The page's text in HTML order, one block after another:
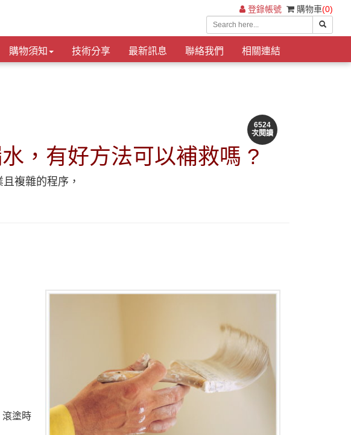
購物車(0)
登錄帳號
購物須知 技術分享 最新訊息 聯絡我們 相關連結
6524
次閱讀
，有好方法可以補救嗎 ?
且複雜的程序 ，
滾塗時